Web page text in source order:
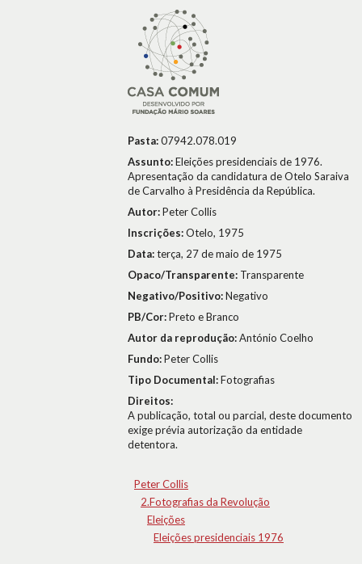
Pasta:07942.078.019
Assunto:Eleições presidenciais de 1976.
Apresentação da candidatura de Otelo Saraiva
de Carvalho à Presidência da República.
Autor:Peter Collis
Inscrições:Otelo, 1975
Data:terça, 27 de maio de 1975
Opaco/Transparente: Transparente
Negativo/Positivo:Negativo
PB/Cor:Preto e Branco
Autor da reprodução:António Coelho
Fundo:Peter Collis
Tipo Documental:Fotografias
Direitos:
A publicação, total ou parcial, deste documento
exige prévia autorização da entidade
detentora.
Peter Collis
2.Fotografias da Revolução
Eleições
Eleições presidenciais 1976